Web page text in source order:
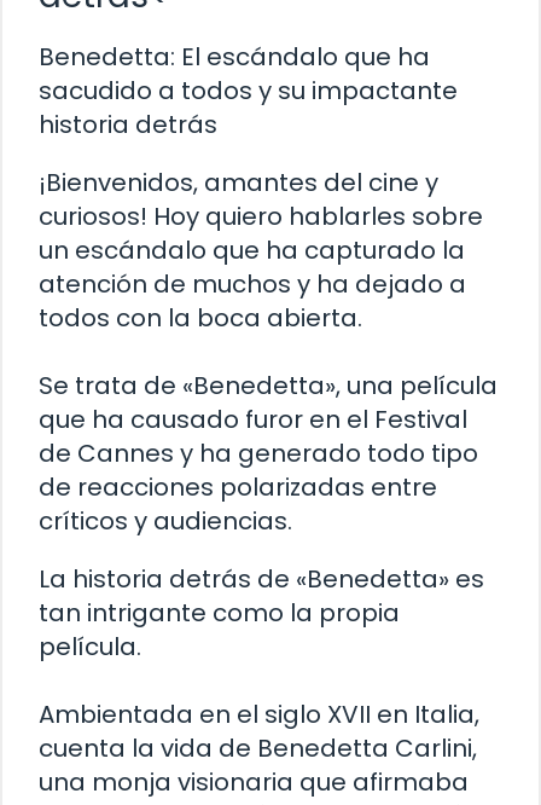
Benedetta: El escándalo que ha
sacudido a todos y su impactante
historia detrás
¡Bienvenidos, amantes del cine y
curiosos! Hoy quiero hablarles sobre
un escándalo que ha capturado la
atención de muchos y ha dejado a
todos con la boca abierta.
Se trata de «Benedetta», una película
que ha causado furor en el Festival
de Cannes y ha generado todo tipo
de reacciones polarizadas entre
críticos y audiencias.
La historia detrás de «Benedetta» es
tan intrigante como la propia
película.
Ambientada en el siglo XVII en Italia,
cuenta la vida de Benedetta Carlini,
una monja visionaria que afirmaba